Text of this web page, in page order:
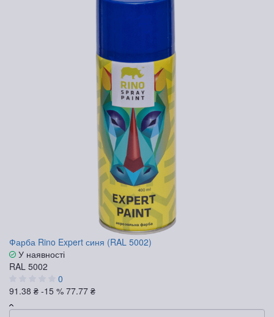
Фарба Rino Expert синя (RAL 5002)
У наявності
RAL 5002
0
91.38 ₴ -15 % 77.77 ₴